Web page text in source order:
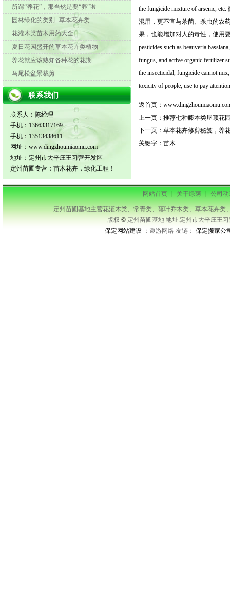
所谓“养花”，那当然是要“养”啦
园林绿化的类别--草本花卉类
花灌木类苗木用药大全
夏日花园盛开的草本花卉类植物
养花就应该熟知各种花的花期
马尾松盆景裁剪
联系我们
联系人：陈经理
手机：13663317169
手机：13513438611
网址：www.dingzhoumiaomu.com
地址：定州市大辛庄王习营开发区
定州苗圃专营：苗木花卉，绿化工程！
the fungicide mixture of arsenic,
混用，更不宜与杀菌、杀虫的农
果，也能增加对人的毒性，使用
pesticides such as beauveria
fungus, and active organic fertilizer
the insecticidal, fungicide cannot
toxicity of people, use to pay
返首页：
上一页： 推荐七种藤本类屋顶花
下一页： 草本花卉修剪秘笈，养
关键字： 苗木
网站首页 | 关于绿荫 | 公司
定州苗圃基地主营花灌木类、常青类、落叶乔木类、草本花卉类
版权 © 定州苗圃基地 地址:定州市大辛庄王
保定网站建设 ：遨游网络 友链：保定搬家公